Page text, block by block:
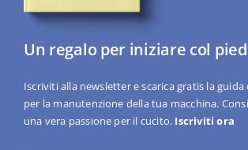
Un regalo per iniziare col
Iscriviti alla newsletter e scarica gratis la
per la manutenzione della tua macchina.
una vera passione per il cucito. Iscriviti ora